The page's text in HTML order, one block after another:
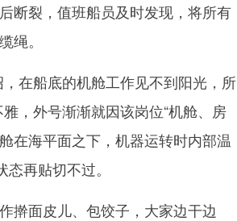
断裂，值班船员及时发现，将所有
绳。
在船底的机舱工作见不到阳光，所
，外号渐渐就因该岗位“机舱、房
在海平面之下，机器运转时内部温
再贴切不过。
面皮儿、包饺子，大家边干边